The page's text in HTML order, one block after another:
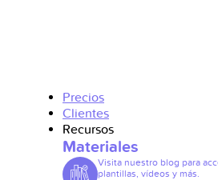
Precios
Clientes
Recursos
Materiales
Visita nuestro blog para
plantillas, vídeos y más.